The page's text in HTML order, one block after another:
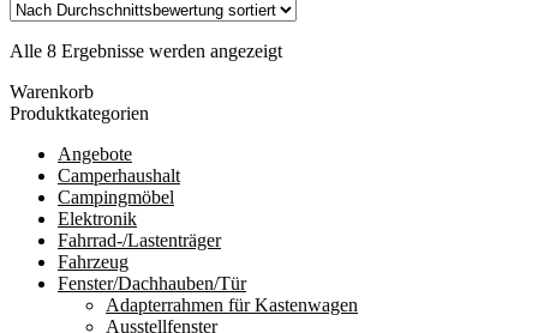
Alle 8 Ergebnisse werden angezeigtNach
Warenkorb
Produktkategorien
Angebote
Camperhaushalt
Campingmöbel
Elektronik
Fahrrad-/Lastenträger
Fahrzeug
Fenster/Dachhauben/Tür
Adapterrahmen für Kastenwagen
Ausstellfenster